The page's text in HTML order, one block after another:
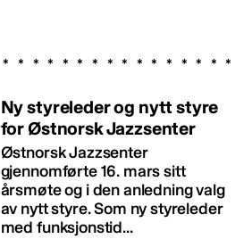
Ny styreleder og nytt styre
for Østnorsk Jazzsenter
Østnorsk Jazzsenter
gjennomførte 16. mars sitt
årsmøte og i den anledning valg
av nytt styre. Som ny styreleder
med funksjonstid...